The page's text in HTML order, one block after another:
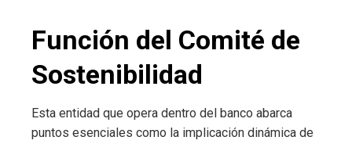
Función del Comité de
Sostenibilidad
Esta entidad que opera dentro del banco abarca
puntos esenciales como la implicación dinámica de